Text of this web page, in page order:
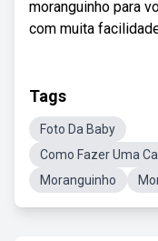
moranguinho para
com muita
Tags
Foto Da Baby
Como Fazer Uma
Moranguinho